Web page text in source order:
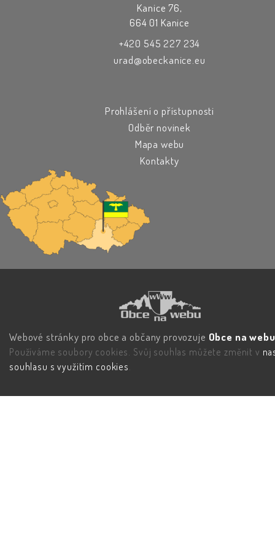
Kanice 76,
664 01 Kanice
+420 545 227 234
urad@obeckanice.eu
Prohlášení o přístupnosti
Odběr novinek
Mapa webu
Kontakty
Webové stránky pro obce a občany provozuje Obce na
Používáme soubory cookies. Svůj souhlas můžete změnit v
souhlasu s využitím cookies